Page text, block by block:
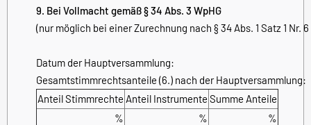
9. Bei Vollmacht gemäß § 34 Abs. 3 WpHG
(nur möglich bei einer Zurechnung nach § 34 Abs. 1 Satz 1 Nr. 6
Datum der Hauptversammlung:
Gesamtstimmrechtsanteile (6.) nach der Hauptversammlung:
Anteil Stimmrechte Anteil Instrumente Summe Anteile
%
% %